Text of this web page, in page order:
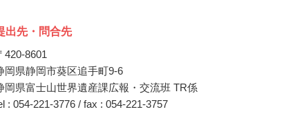
出先・問合先
420-8601
岡県静岡市葵区追手町9-6
岡県富士山世界遺産課広報・交流班 TR係
: 054-221-3776 / fax : 054-221-3757